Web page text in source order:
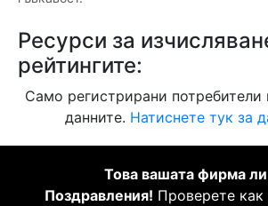
Ресурси за
рейтингите:
Само регистрирани потребители
данните. Натиснете тук за
Това вашата фирма
Поздравления! Проверете как